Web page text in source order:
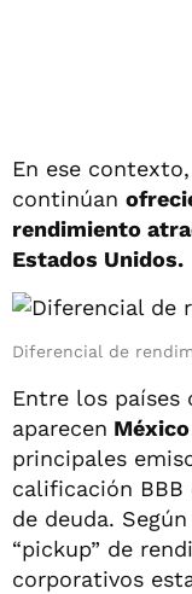
En ese
continúan
rendimiento
Estados Unidos.
Diferencial de
Entre los países
aparecen
principales
calificación
de deuda.
“pickup” de
corporativos